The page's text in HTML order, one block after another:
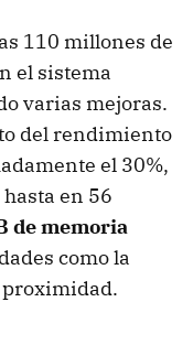
110 millones de
el sistema
varias mejoras.
del rendimiento
el 30%,
en 56
de memoria
como la